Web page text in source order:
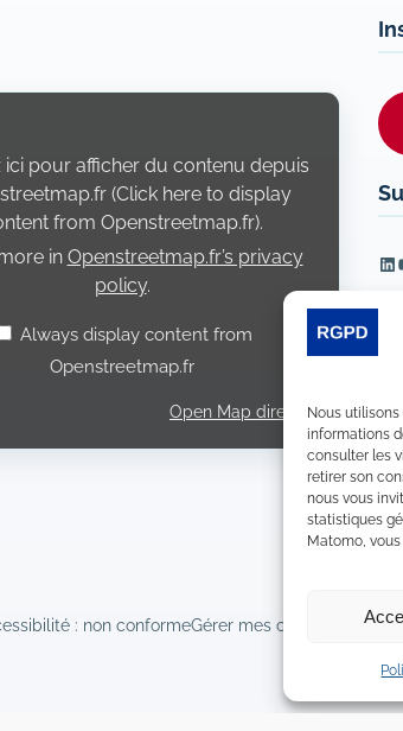
Nous
informations
consulter les
retirer son
nous vous
statistiques
Matomo,
ici pour afficher du contenu depuis
(Click here to display
from Openstreetmap.fr).
in Openstreetmap.fr’s privacy
policy.
Always display content from
Openstreetmap.fr
Open Map directly
: non conformeGérer mes cookies